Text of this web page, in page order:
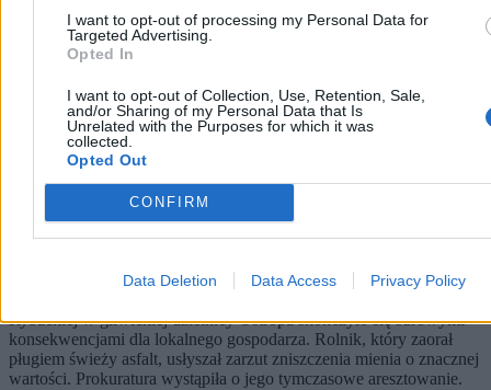
I want to opt-out of processing my Personal Data for
Targeted Advertising.
Opted In
I want to opt-out of Collection, Use, Retention, Sale,
and/or Sharing of my Personal Data that Is
Unrelated with the Purposes for which it was
collected.
Opted Out
CONFIRM
Data Deletion Data Access Privacy Policy
Rolnik zaorał nową drogę. Usłyszał zarzut, grozi
Rybackiej w gliwickiej dzielnicy Ostropa skończyło się surowymi
konsekwencjami dla lokalnego gospodarza. Rolnik, który zaorał
pługiem świeży asfalt, usłyszał zarzut zniszczenia mienia o znacznej
wartości. Prokuratura wystąpiła o jego tymczasowe aresztowanie.